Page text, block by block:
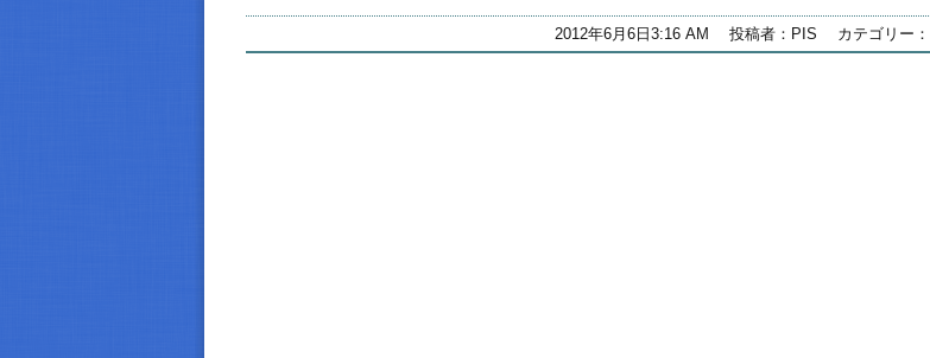
2012年6月6日3:16 AM 投稿者：PIS カテゴリー：